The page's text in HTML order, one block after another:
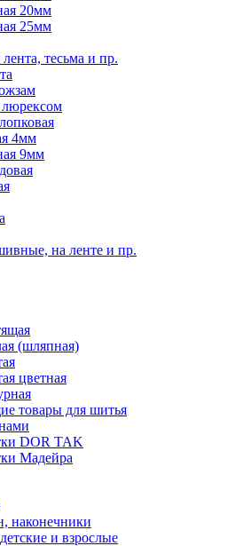
20мм
25мм
тесьма и пр.
люрексом
4мм
9мм
на ленте и пр.
(шляпная)
цветная
товары для шитья
DOR TAK
Мадейра
наконечники
и взрослые